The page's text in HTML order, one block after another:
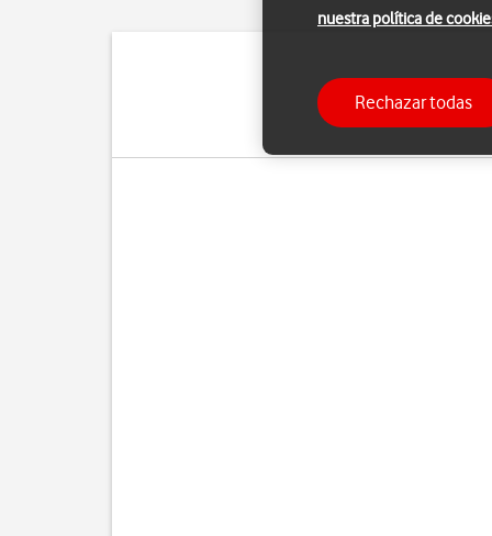
Puedes sincronizar
necesitas disponer
nuestra política de
Rechazar todas